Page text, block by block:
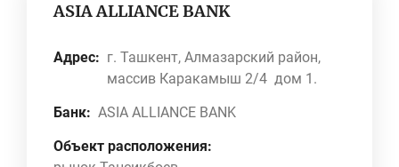
ASIA ALLIANCE BANK
Адрес: г. Ташкент, Алмазарский район,
массив Каракамыш 2/4 дом 1.
Банк: ASIA ALLIANCE BANK
Объект расположения: